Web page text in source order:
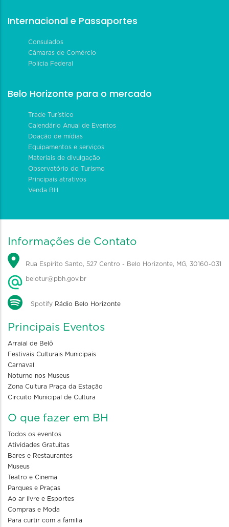
Internacional e Passaportes
Consulados
Câmaras de Comércio
Polícia Federal
Belo Horizonte para o mercado
Trade Turístico
Calendário Anual de Eventos
Doação de mídias
Equipamentos e serviços
Materiais de divulgação
Observatório do Turismo
Principais atrativos
Venda BH
Informações de Contato
Rua Espírito Santo, 527 Centro - Belo Horizonte, MG, 30160-031
belotur@pbh.gov.br
Spotify Rádio Belo Horizonte
Principais Eventos
Arraial de Belô
Festivais Culturais Municipais
Carnaval
Noturno nos Museus
Zona Cultura Praça da Estação
Circuito Municipal de Cultura
O que fazer em BH
Todos os eventos
Atividades Gratuitas
Bares e Restaurantes
Museus
Teatro e Cinema
Parques e Praças
Ao ar livre e Esportes
Compras e Moda
Para curtir com a familia